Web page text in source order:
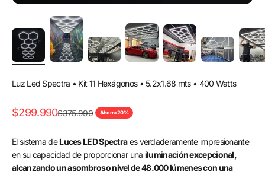
Luz Led Spectra • Kit 11 Hexágonos • 5.2x1.68 mts • 400 Watts
Precio de oferta
$299.990Precio normal
$375.990 Ahorra 20%
El sistema deLuces LED Spectraes verdaderamente impresionante
en su capacidad de proporcionar una iluminación excepcional,
alcanzando un asombroso nivel de 48.000 lúmenes con una